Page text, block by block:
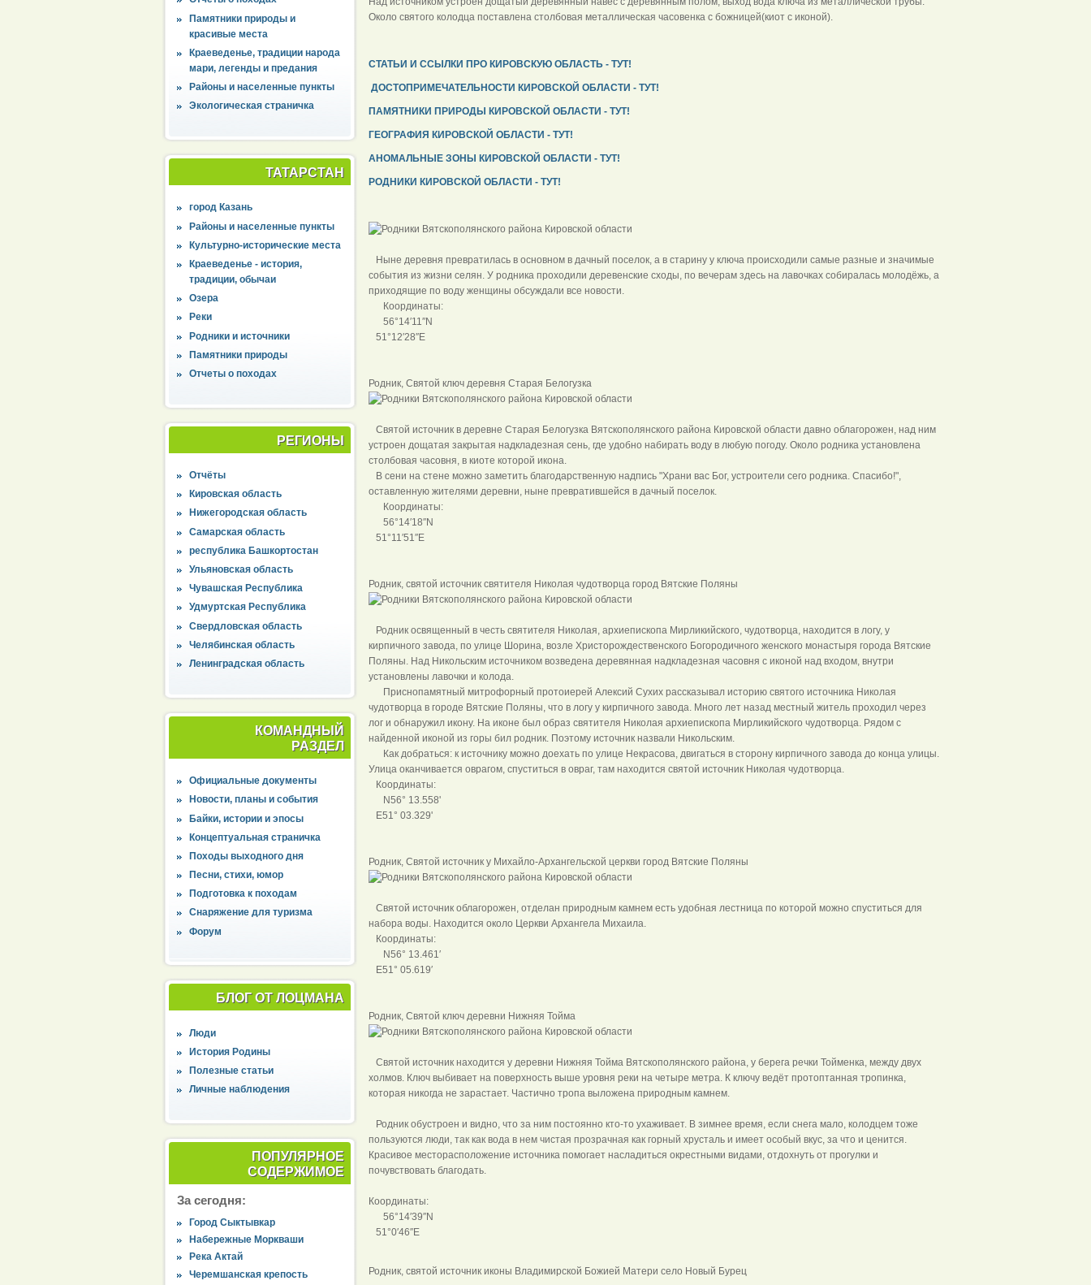
Памятники природы и
красивые места
Краеведенье, традиции народа
мари, легенды и предания
Районы и населенные пункты
Экологическая страничка
ТАТАРСТАН
город Казань
Районы и населенные пункты
Культурно-исторические места
Краеведенье - история,
традиции, обычаи
Озера
Реки
Родники и источники
Памятники природы
Отчеты о походах
РЕГИОНЫ
Отчёты
Кировская область
Нижегородская область
Самарская область
республика Башкортостан
Ульяновская область
Чувашская Республика
Удмуртская Республика
Свердловская область
Челябинская область
Ленинградская область
КОМАНДНЫЙ
РАЗДЕЛ
Официальные документы
Новости, планы и события
Байки, истории и эпосы
Концептуальная страничка
Походы выходного дня
Песни, стихи, юмор
Подготовка к походам
Снаряжение для туризма
Форум
БЛОГ ОТ ЛОЦМАНА
Люди
История Родины
Полезные статьи
Личные наблюдения
ПОПУЛЯРНОЕ
СОДЕРЖИМОЕ
За сегодня:
Город Сыктывкар
Набережные Моркваши
Река Актай
Черемшанская крепость
Около святого колодца поставлена столбовая металлическая часовенка с божницей(киот с иконой).
СТАТЬИ И ССЫЛКИ ПРО КИРОВСКУЮ ОБЛАСТЬ - ТУТ!
ДОСТОПРИМЕЧАТЕЛЬНОСТИ КИРОВСКОЙ ОБЛАСТИ - ТУТ!
ПАМЯТНИКИ ПРИРОДЫ КИРОВСКОЙ ОБЛАСТИ - ТУТ!
ГЕОГРАФИЯ КИРОВСКОЙ ОБЛАСТИ - ТУТ!
АНОМАЛЬНЫЕ ЗОНЫ КИРОВСКОЙ ОБЛАСТИ - ТУТ!
РОДНИКИ КИРОВСКОЙ ОБЛАСТИ - ТУТ!
Ныне деревня превратилась в основном в дачный поселок, а в старину у ключа происходили самые разные и значимые
события из жизни селян. У родника проходили деревенские сходы, по вечерам здесь на лавочках собиралась молодёжь, а
приходящие по воду женщины обсуждали все новости.
Координаты:
56°14′11″N
51°12′28″E
Родник, Святой ключ деревня Старая Белогузка
Святой источник в деревне Старая Белогузка Вятскополянского района Кировской области давно облагорожен, над ним
устроен дощатая закрытая надкладезная сень, где удобно набирать воду в любую погоду. Около родника установлена
столбовая часовня, в киоте которой икона.
В сени на стене можно заметить благодарственную надпись "Храни вас Бог, устроители сего родника. Спасибо!",
оставленную жителями деревни, ныне превратившейся в дачный поселок.
Координаты:
56°14′18″N
51°11′51″E
Родник, святой источник святителя Николая чудотворца город Вятские Поляны
Родник освященный в честь святителя Николая, архиепископа Мирликийского, чудотворца, находится в логу, у
кирпичного завода, по улице Шорина, возле Христорождественского Богородичного женского монастыря города Вятские
Поляны. Над Никольским источником возведена деревянная надкладезная часовня с иконой над входом, внутри
установлены лавочки и колода.
Приснопамятный митрофорный протоиерей Алексий Сухих рассказывал историю святого источника Николая
чудотворца в городе Вятские Поляны, что в логу у кирпичного завода. Много лет назад местный житель проходил через
лог и обнаружил икону. На иконе был образ святителя Николая архиепископа Мирликийского чудотворца. Рядом с
найденной иконой из горы бил родник. Поэтому источник назвали Никольским.
Как добраться: к источнику можно доехать по улице Некрасова, двигаться в сторону кирпичного завода до конца улицы.
Улица оканчивается оврагом, спуститься в овраг, там находится святой источник Николая чудотворца.
Координаты:
N56° 13.558'
E51° 03.329'
Родник, Святой источник у Михайло-Архангельской церкви город Вятские Поляны
Святой источник облагорожен, отделан природным камнем есть удобная лестница по которой можно спуститься для
набора воды. Находится около Церкви Архангела Михаила.
Координаты:
N56° 13.461′
E51° 05.619′
Родник, Святой ключ деревни Нижняя Тойма
Святой источник находится у деревни Нижняя Тойма Вятскополянского района, у берега речки Тойменка, между двух
холмов. Ключ выбивает на поверхность выше уровня реки на четыре метра. К ключу ведёт протоптанная тропинка,
которая никогда не зарастает. Частично тропа выложена природным камнем.
Родник обустроен и видно, что за ним постоянно кто-то ухаживает. В зимнее время, если снега мало, колодцем тоже
пользуются люди, так как вода в нем чистая прозрачная как горный хрусталь и имеет особый вкус, за что и ценится.
Красивое месторасположение источника помогает насладиться окрестными видами, отдохнуть от прогулки и
почувствовать благодать.
Координаты:
56°14′39″N
51°0′46″E
Родник, святой источник иконы Владимирской Божией Матери село Новый Бурец